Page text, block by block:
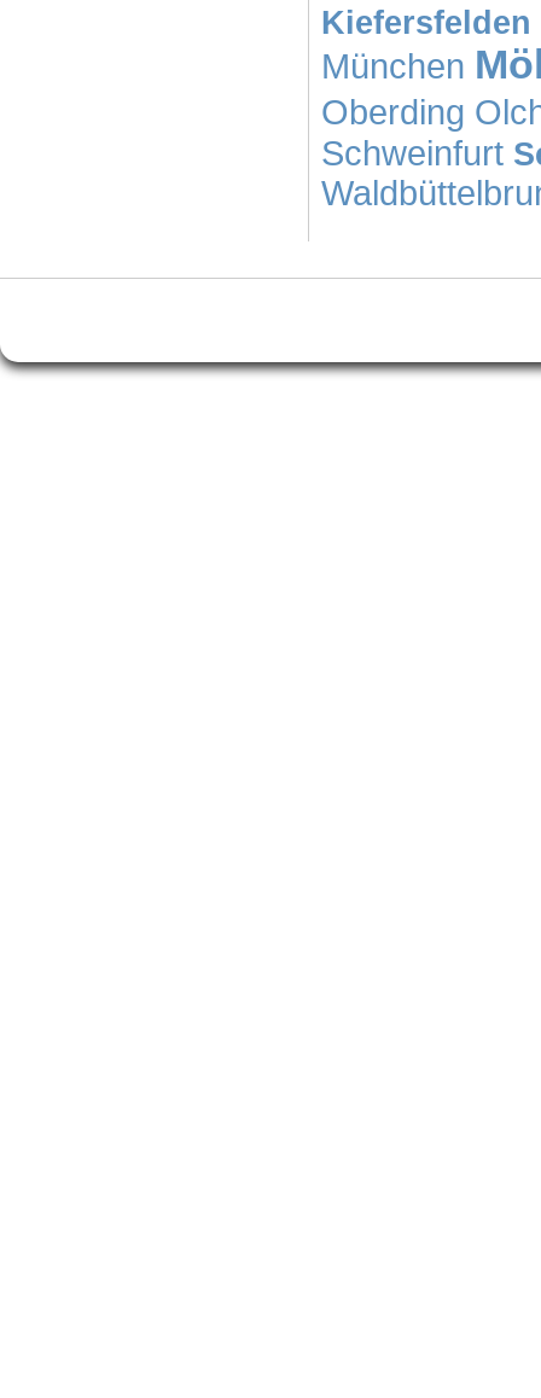
Kiefersfelden
München
Oberding
Schweinfurt